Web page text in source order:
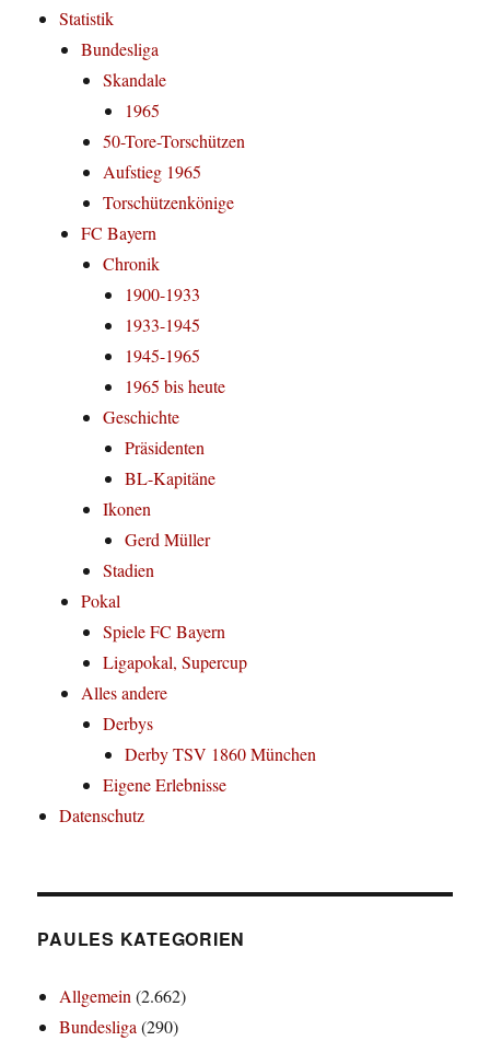
Statistik
Bundesliga
Skandale
1965
50-Tore-Torschützen
Aufstieg 1965
Torschützenkönige
FC Bayern
Chronik
1900-1933
1933-1945
1945-1965
1965 bis heute
Geschichte
Präsidenten
BL-Kapitäne
Ikonen
Gerd Müller
Stadien
Pokal
Spiele FC Bayern
Ligapokal, Supercup
Alles andere
Derbys
Derby TSV 1860 München
Eigene Erlebnisse
Datenschutz
PAULES KATEGORIEN
Allgemein(2.662)
Bundesliga(290)